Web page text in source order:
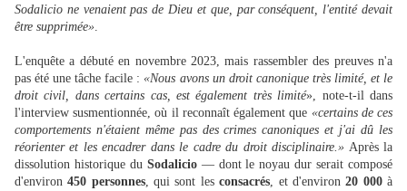
Sodalicio ne venaient pas de Dieu et que, par conséquent, l'entité devait
être supprimée».
L'enquête a débuté en novembre 2023, mais rassembler des preuves n'a
pas été une tâche facile :«Nous avons un droit canonique très limité, et le
droit civil, dans certains cas, est également très limité», note-t-il dans
l'interview susmentionnée, où il reconnaît également que «certains de ces
comportements n'étaient même pas des crimes canoniques et j'ai dû les
réorienter et les encadrer dans le cadre du droit disciplinaire.» Après la
dissolution historique du Sodalicio— dont le noyau dur serait composé
d'environ450 personnes, qui sont lesconsacrés, et d'environ20 000à